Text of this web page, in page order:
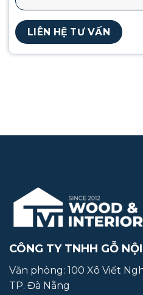
CÔNG TY TNHH GỖ
Văn phòng: 100 Xô Viết
TP. Đà Nẵng